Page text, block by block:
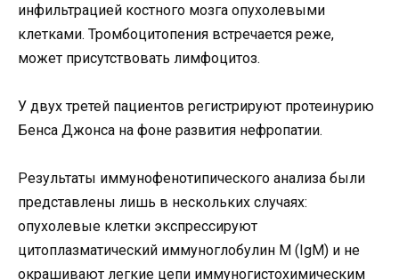
инфильтрацией костного мозга опухолевыми
клетками. Тромбоцитопения встречается реже,
может присутствовать лимфоцитоз.
У двух третей пациентов регистрируют протеинурию
Бенса Джонса на фоне развития нефропатии.
Результаты иммунофенотипического анализа были
представлены лишь в нескольких случаях:
опухолевые клетки экспрессируют
цитоплазматический иммуноглобулин M (IgM) и не
окрашивают легкие цепи иммуногистохимическим